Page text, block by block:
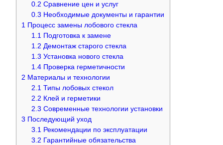
0.2 Сравнение цен и услуг
0.3 Необходимые документы и гарантии
1 Процесс замены лобового стекла
1.1 Подготовка к замене
1.2 Демонтаж старого стекла
1.3 Установка нового стекла
1.4 Проверка герметичности
2 Материалы и технологии
2.1 Типы лобовых стекол
2.2 Клей и герметики
2.3 Современные технологии установки
3 Последующий уход
3.1 Рекомендации по эксплуатации
3.2 Гарантийные обязательства